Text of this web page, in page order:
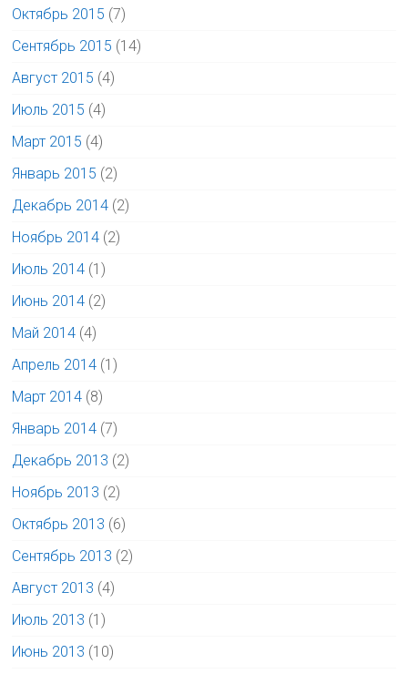
Октябрь 2015 (7)
Сентябрь 2015 (14)
Август 2015 (4)
Июль 2015 (4)
Март 2015 (4)
Январь 2015 (2)
Декабрь 2014 (2)
Ноябрь 2014 (2)
Июль 2014 (1)
Июнь 2014 (2)
Май 2014 (4)
Апрель 2014 (1)
Март 2014 (8)
Январь 2014 (7)
Декабрь 2013 (2)
Ноябрь 2013 (2)
Октябрь 2013 (6)
Сентябрь 2013 (2)
Август 2013 (4)
Июль 2013 (1)
Июнь 2013 (10)